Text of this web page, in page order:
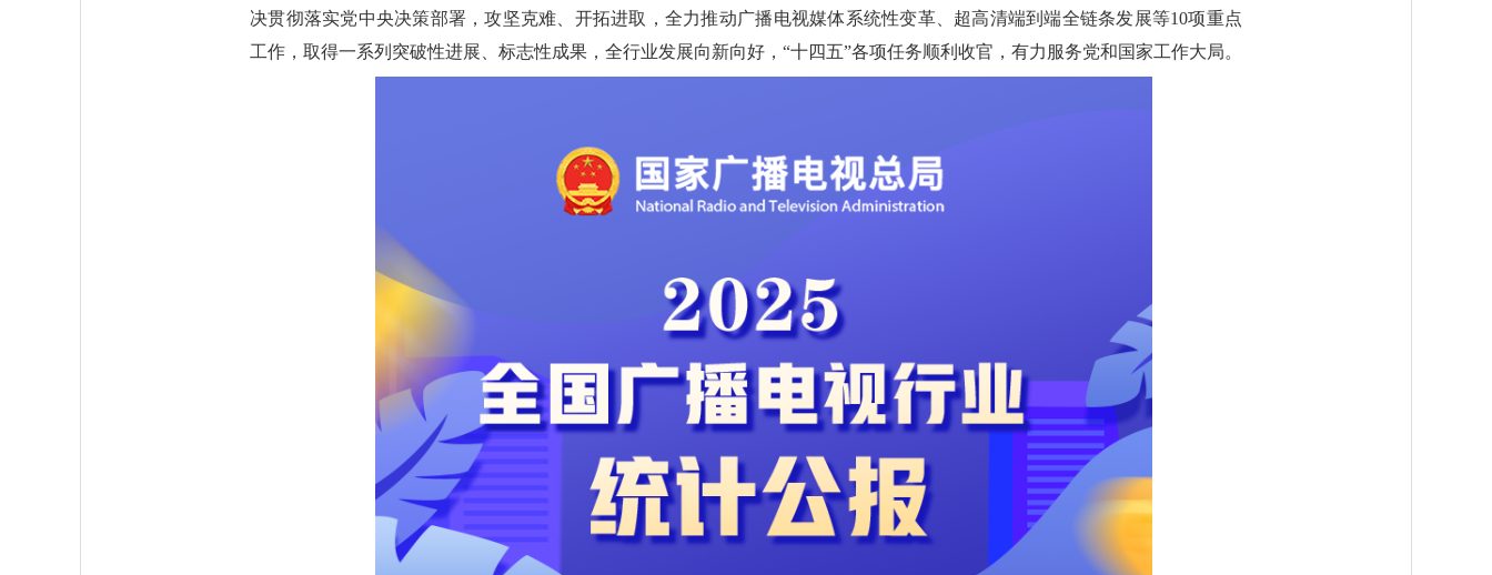
决贯彻落实党中央决策部署，攻坚克难、开拓进取，全力推动广播电视媒体系统性变革、超高清端到端全链条发展等10项重点
工作，取得一系列突破性进展、标志性成果，全行业发展向新向好，“十四五”各项任务顺利收官，有力服务党和国家工作大局。